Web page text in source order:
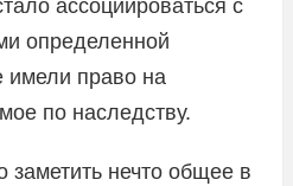
ассоциироваться с
определенной
имели право на
по наследству.
нечто общее в